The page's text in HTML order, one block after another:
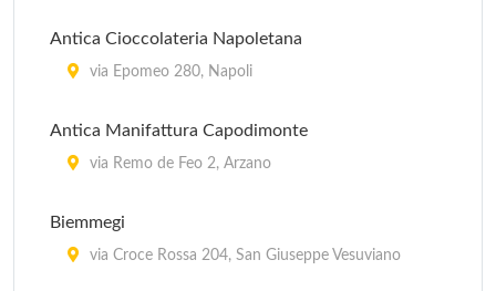
Antica Cioccolateria Napoletana
via Epomeo 280, Napoli
Antica Manifattura Capodimonte
via Remo de Feo 2, Arzano
Biemmegi
via Croce Rossa 204, San Giuseppe Vesuviano